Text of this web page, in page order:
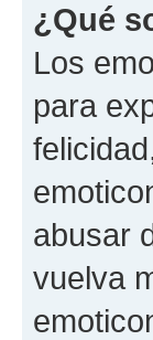
¿Qué
Los
para
abusar
vuelva